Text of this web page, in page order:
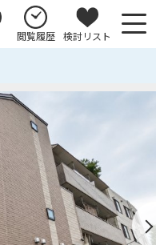
閲覧履歴 検討リスト